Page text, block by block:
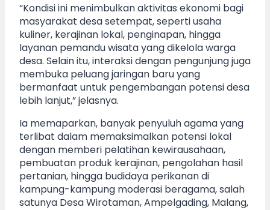
“Kondisi ini menimbulkan aktivitas ekonomi bagi
masyarakat desa setempat, seperti usaha
kuliner, kerajinan lokal, penginapan, hingga
layanan pemandu wisata yang dikelola warga
desa. Selain itu, interaksi dengan pengunjung juga
membuka peluang jaringan baru yang
bermanfaat untuk pengembangan potensi desa
lebih lanjut,” jelasnya.
Ia memaparkan, banyak penyuluh agama yang
terlibat dalam memaksimalkan potensi lokal
dengan memberi pelatihan kewirausahaan,
pembuatan produk kerajinan, pengolahan hasil
pertanian, hingga budidaya perikanan di
kampung-kampung moderasi beragama, salah
satunya Desa Wirotaman, Ampelgading, Malang,